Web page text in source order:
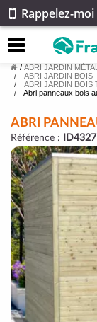
Rappelez-moi
/ ABRI JARDIN
ABRI JARDIN BOIS
ABRI JARDIN BOIS
Abri panneaux bois
ABRI
Référence : ID4327